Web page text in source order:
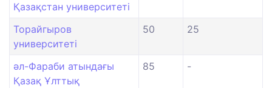
Қазақстан университеті
Торайгыров
университеті
50 25
әл-Фараби атындағы
Қазақ Ұлттық
85 -